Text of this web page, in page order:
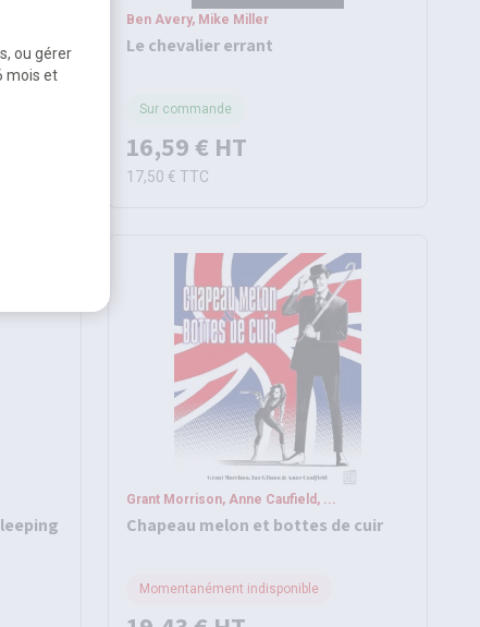
Ben Avery, Mike Miller
Le chevalier errant
Sur commande
16,59 € HT
17,50 € TTC
Grant Morrison, Anne Caufield, ...
Chapeau melon et bottes de cuir
Momentanément indisponible
ou gérer
mois et